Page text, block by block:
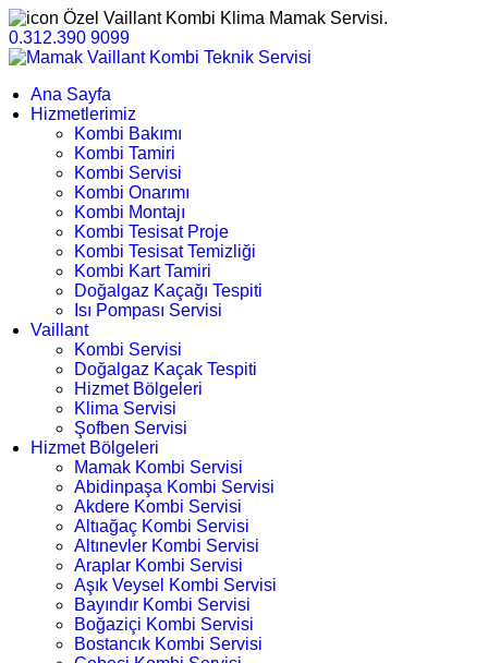
Özel Vaillant Kombi Klima Mamak Servisi.
0.312.390 9099
Ana Sayfa
Hizmetlerimiz
Kombi Bakımı
Kombi Tamiri
Kombi Servisi
Kombi Onarımı
Kombi Montajı
Kombi Tesisat Proje
Kombi Tesisat Temizliği
Kombi Kart Tamiri
Doğalgaz Kaçağı Tespiti
Isı Pompası Servisi
Vaillant
Kombi Servisi
Doğalgaz Kaçak Tespiti
Hizmet Bölgeleri
Klima Servisi
Şofben Servisi
Hizmet Bölgeleri
Mamak Kombi Servisi
Abidinpaşa Kombi Servisi
Akdere Kombi Servisi
Altıağaç Kombi Servisi
Altınevler Kombi Servisi
Araplar Kombi Servisi
Aşık Veysel Kombi Servisi
Bayındır Kombi Servisi
Boğaziçi Kombi Servisi
Bostancık Kombi Servisi